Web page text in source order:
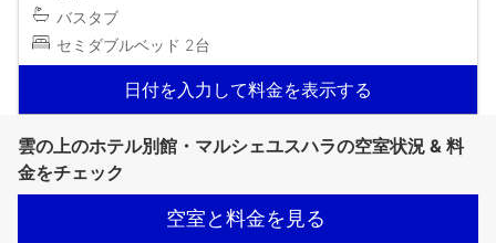
バスタブ
セミダブルベッド 2台
日付を入力して料金を表示する
雲の上のホテル別館・マルシェユスハラの空室状況 & 料
金をチェック
空室と料金を見る